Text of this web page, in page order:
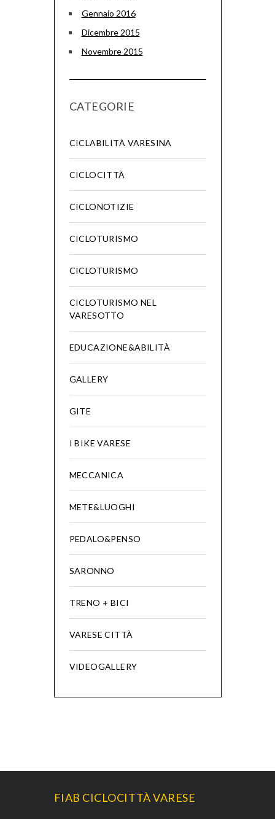
Gennaio 2016
Dicembre 2015
Novembre 2015
CATEGORIE
CICLABILITÀ VARESINA
CICLOCITTÀ
CICLONOTIZIE
CICLOTURISMO
CICLOTURISMO
CICLOTURISMO NEL
VARESOTTO
EDUCAZIONE&ABILITÀ
GALLERY
GITE
I BIKE VARESE
MECCANICA
METE&LUOGHI
PEDALO&PENSO
SARONNO
TRENO + BICI
VARESE CITTÀ
VIDEOGALLERY
FIAB CICLOCITTÀ VARESE